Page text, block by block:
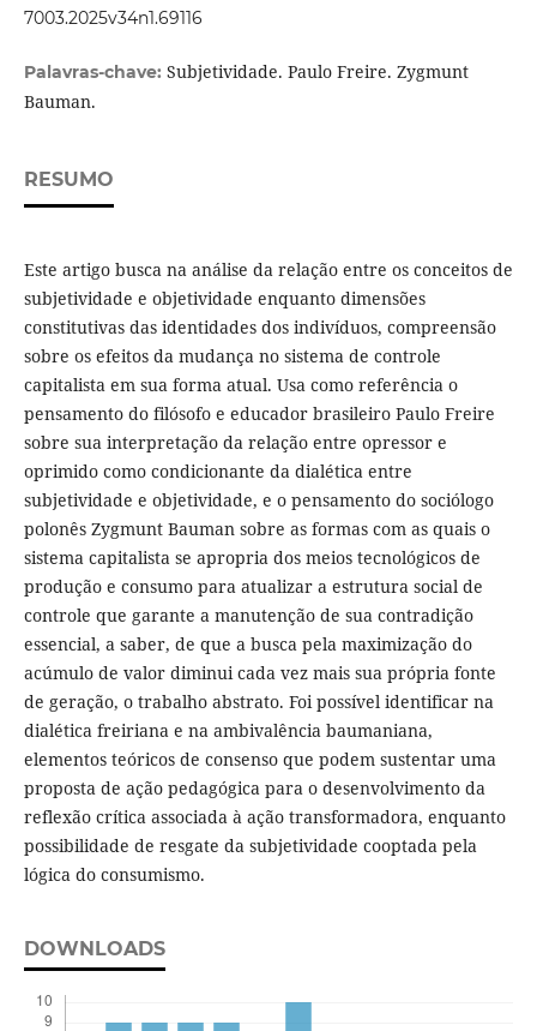
7003.2025v34n1.69116
Palavras-chave: Subjetividade. Paulo Freire. Zygmunt
Bauman.
RESUMO
Este artigo busca na análise da relação entre os conceitos de
subjetividade e objetividade enquanto dimensões
constitutivas das identidades dos indivíduos, compreensão
sobre os efeitos da mudança no sistema de controle
capitalista em sua forma atual. Usa como referência o
pensamento do filósofo e educador brasileiro Paulo Freire
sobre sua interpretação da relação entre opressor e
oprimido como condicionante da dialética entre
subjetividade e objetividade, e o pensamento do sociólogo
polonês Zygmunt Bauman sobre as formas com as quais o
sistema capitalista se apropria dos meios tecnológicos de
produção e consumo para atualizar a estrutura social de
controle que garante a manutenção de sua contradição
essencial, a saber, de que a busca pela maximização do
acúmulo de valor diminui cada vez mais sua própria fonte
de geração, o trabalho abstrato. Foi possível identificar na
dialética freiriana e na ambivalência baumaniana,
elementos teóricos de consenso que podem sustentar uma
proposta de ação pedagógica para o desenvolvimento da
reflexão crítica associada à ação transformadora, enquanto
possibilidade de resgate da subjetividade cooptada pela
lógica do consumismo.
DOWNLOADS